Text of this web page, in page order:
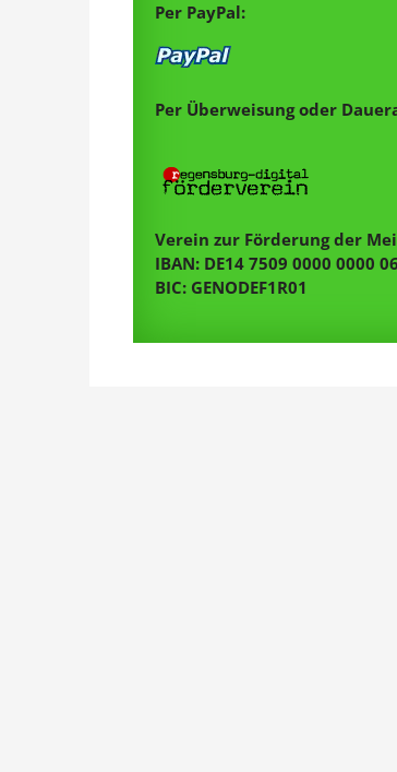
Per PayPal:
Per Überweisung oder
Verein zur Förderung der
IBAN: DE14 7509 0000 0000
BIC: GENODEF1R01